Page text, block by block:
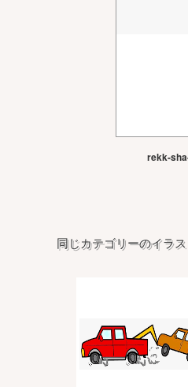
rekk-
同じカテゴリーのイラ